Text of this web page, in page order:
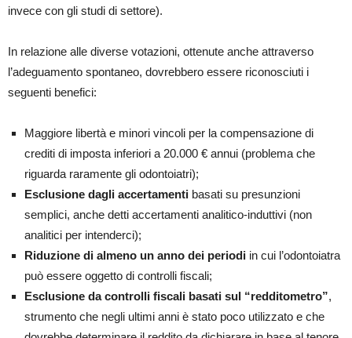
invece con gli studi di settore).
In relazione alle diverse votazioni, ottenute anche attraverso
l’adeguamento spontaneo, dovrebbero essere riconosciuti i
seguenti benefici:
Maggiore libertà e minori vincoli per la compensazione di
crediti di imposta inferiori a 20.000 € annui (problema che
riguarda raramente gli odontoiatri);
Esclusione dagli accertamenti basati su presunzioni
semplici, anche detti accertamenti analitico-induttivi (non
analitici per intenderci);
Riduzione di almeno un anno dei periodi in cui l’odontoiatra
può essere oggetto di controlli fiscali;
Esclusione da controlli fiscali basati sul “redditometro”,
strumento che negli ultimi anni è stato poco utilizzato e che